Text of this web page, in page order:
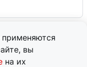
вы
на их